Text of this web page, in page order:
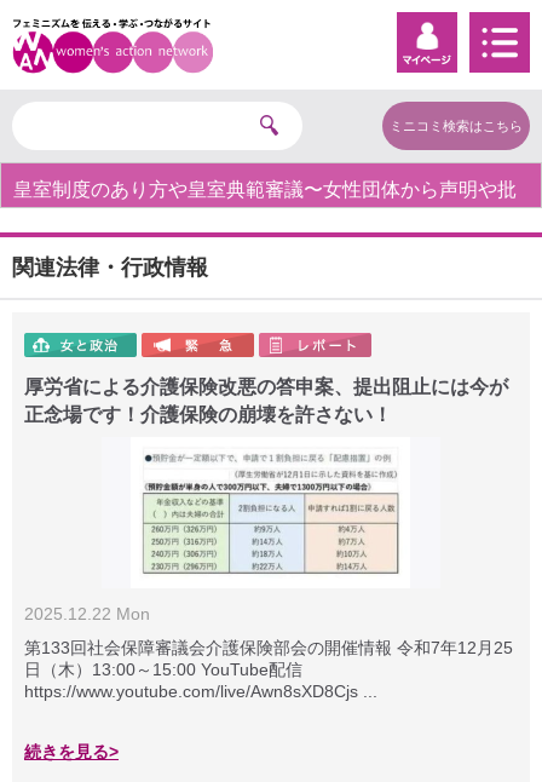
ミニコミ検索はこちら
皇室制度のあり方や皇室典範審議〜女性団体から声明や批
関連法律・行政情報
厚労省による介護保険改悪の答申案、提出阻止には今が
正念場です！介護保険の崩壊を許さない！
2025.12.22 Mon
第133回社会保障審議会介護保険部会の開催情報 令和7年12月25
日（木）13:00～15:00 YouTube配信
https://www.youtube.com/live/Awn8sXD8Cjs ...
続きを見る>